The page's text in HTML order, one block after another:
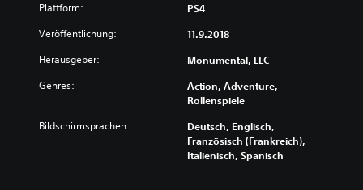
Plattform: PS4
Veröffentlichung: 11.9.2018
Herausgeber: Monumental, LLC
Genres:
Action, Adventure,
Rollenspiele
Bildschirmsprachen:
Deutsch, Englisch,
Französisch (Frankreich),
Italienisch, Spanisch